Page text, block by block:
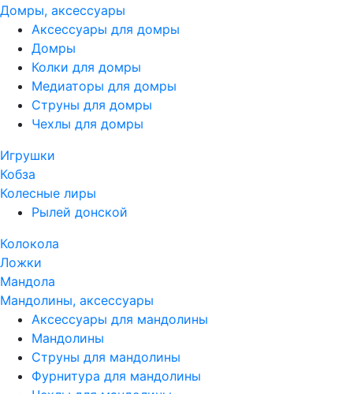
Домры, аксессуары
Аксессуары для домры
Домры
Колки для домры
Медиаторы для домры
Струны для домры
Чехлы для домры
Игрушки
Кобза
Колесные лиры
Рылей донской
Колокола
Ложки
Мандола
Мандолины, аксессуары
Аксессуары для мандолины
Мандолины
Струны для мандолины
Фурнитура для мандолины